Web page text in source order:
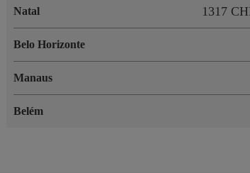
Natal 1317
Belo Horizonte
Manaus
Belém